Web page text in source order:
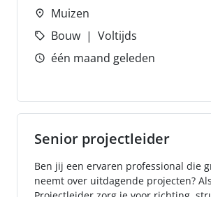
Muizen
Bouw
Voltijds
één maand geleden
Senior projectleider
Ben jij een ervaren professional die
neemt over uitdagende projecten?